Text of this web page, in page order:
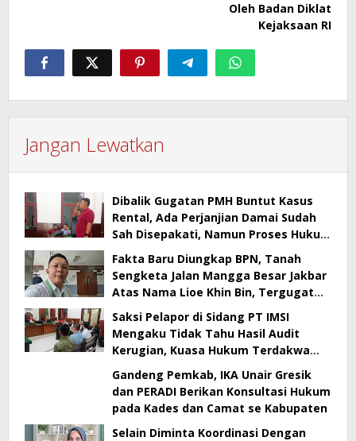
Oleh Badan Diklat
Kejaksaan RI
Jangan Lewatkan
Dibalik Gugatan PMH Buntut Kasus
Rental, Ada Perjanjian Damai Sudah
Sah Disepakati, Namun Proses Hukum
Berlanjut
Fakta Baru Diungkap BPN, Tanah
Sengketa Jalan Mangga Besar Jakbar
Atas Nama Lioe Khin Bin, Tergugat
Tak Bisa Buktikan Kepemilikan
Saksi Pelapor di Sidang PT IMSI
Mengaku Tidak Tahu Hasil Audit
Kerugian, Kuasa Hukum Terdakwa
Sebut Banyak Kejanggalan
Gandeng Pemkab, IKA Unair Gresik
dan PERADI Berikan Konsultasi Hukum
pada Kades dan Camat se Kabupaten
Selain Diminta Koordinasi Dengan